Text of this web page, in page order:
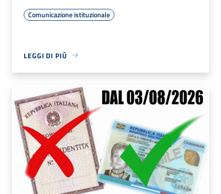
Comunicazione istituzionale
LEGGI DI PIÙ